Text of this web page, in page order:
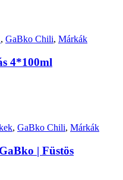
, GaBko Chili, Márkák
4*100ml
, GaBko Chili, Márkák
| Füstös